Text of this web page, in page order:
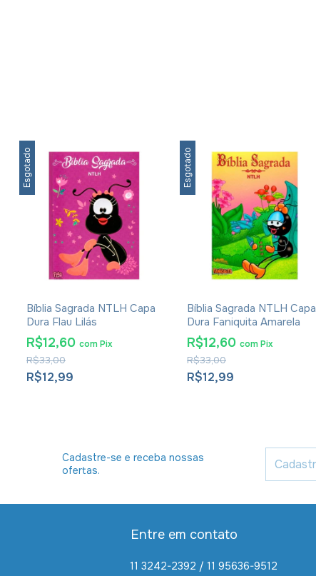
Esgotado
Bíblia Sagrada NTLH Capa
Dura Flau Lilás
R$12,99
R$33,00
R$12,60 comPix
Esgotado
Bíblia Sagrada NTLH Capa
Dura Faniquita Amarela
R$12,99
R$33,00
R$12,60 comPix
Cadastre-se e receba nossas
ofertas.
Entre em contato
11 3242-2392 / 11 95636-9512